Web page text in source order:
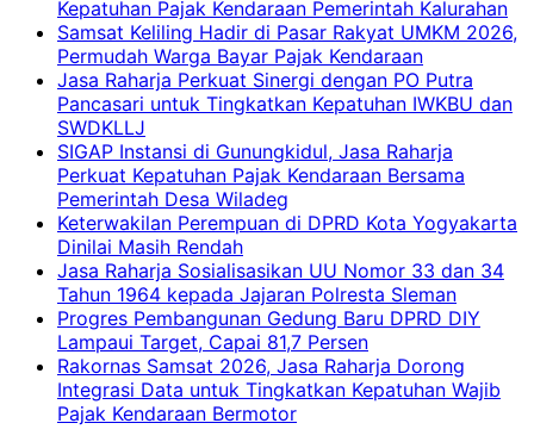
Kepatuhan Pajak Kendaraan Pemerintah Kalurahan
Samsat Keliling Hadir di Pasar Rakyat UMKM 2026,
Permudah Warga Bayar Pajak Kendaraan
Jasa Raharja Perkuat Sinergi dengan PO Putra
Pancasari untuk Tingkatkan Kepatuhan IWKBU dan
SWDKLLJ
SIGAP Instansi di Gunungkidul, Jasa Raharja
Perkuat Kepatuhan Pajak Kendaraan Bersama
Pemerintah Desa Wiladeg
Keterwakilan Perempuan di DPRD Kota Yogyakarta
Dinilai Masih Rendah
Jasa Raharja Sosialisasikan UU Nomor 33 dan 34
Tahun 1964 kepada Jajaran Polresta Sleman
Progres Pembangunan Gedung Baru DPRD DIY
Lampaui Target, Capai 81,7 Persen
Rakornas Samsat 2026, Jasa Raharja Dorong
Integrasi Data untuk Tingkatkan Kepatuhan Wajib
Pajak Kendaraan Bermotor